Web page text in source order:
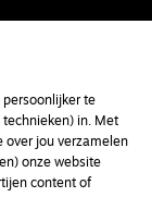
persoonlijker te
in. Met
over jou verzamelen
onze website
content of